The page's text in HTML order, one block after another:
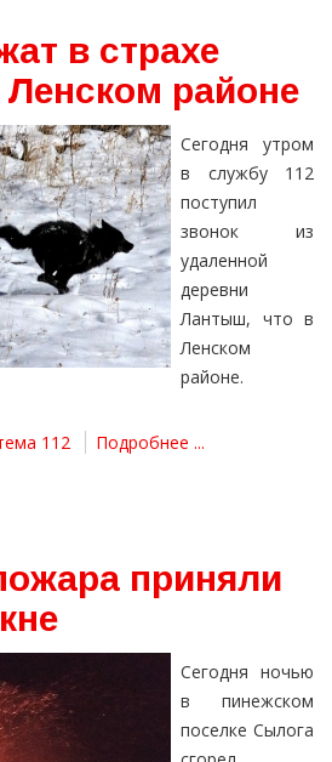
в страхе
районе
Сегодня утром
в службу 112
поступил
звонок из
удаленной
деревни
Лантыш, что в
Ленском
районе.
112 Подробнее ...
приняли
Сегодня ночью
в пинежском
поселке Сылога